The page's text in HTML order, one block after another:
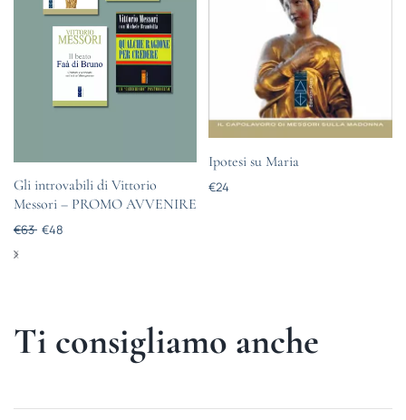
Gli introvabili di Vittorio
Messori – PROMO AVVENIRE
€63 €48
Ipotesi su Maria
€24
Ti consigliamo anche